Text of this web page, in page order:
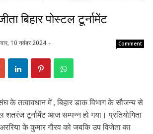
बिहार पोस्टल टूर्नामेंट
10 नवंबर 2024 Comment
के तत्वावधान में , बिहार डाक विभाग के सौजन्य से
शतरंज टूर्नामेंट आज सम्पन्न हो गया। प्रतियोगिता
के कुमार गौरव को जबकि उप विजेता का